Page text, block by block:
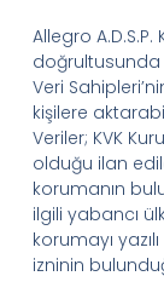
Allegro A.D.S.P.
doğrultusunda
Veri Sahipleri’
kişilere
Veriler; KVK
olduğu ilan
korumanın
ilgili yabancı
korumayı
izninin